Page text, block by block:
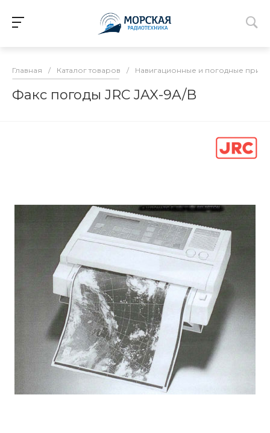
Главная / Каталог товаров / Навигационные и погодные
Факс погоды JRC JAX-9A/B